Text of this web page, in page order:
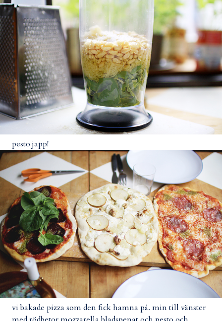
pesto japp!
vi bakade pizza som den fick hamna på. min till vänster